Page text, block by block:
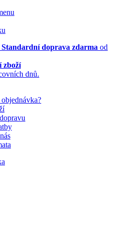
doprava zdarma od
zboží
dnů.